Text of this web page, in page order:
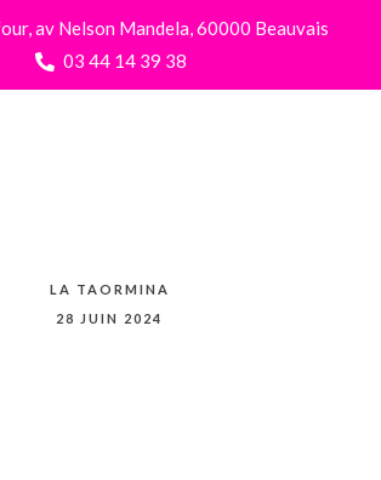
av Nelson Mandela, 60000 Beauvais
03 44 14 39 38
LA TAORMINA
28 JUIN 2024